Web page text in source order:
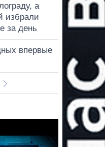
а
избрали
за день
впервые